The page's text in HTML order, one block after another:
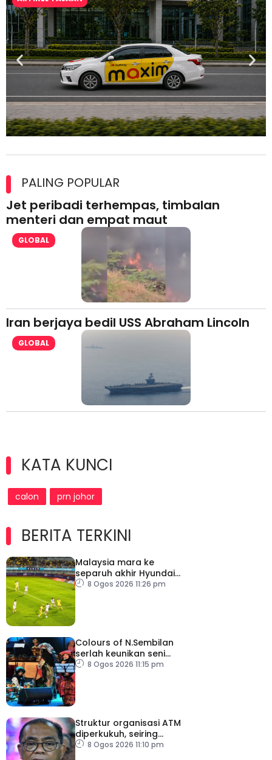
lesen separuh pertama 2026
PALING POPULAR
Jet peribadi terhempas, timbalan
menteri dan empat maut
GLOBAL
Iran berjaya bedil USS Abraham Lincoln
GLOBAL
KATA KUNCI
calon prn johor
BERITA TERKINI
Malaysia mara ke
separuh akhir Hyundai
ASEAN Cup
8 Ogos 2026 11:26 pm
Colours of N.Sembilan
serlah keunikan seni
budaya negeri beradat
8 Ogos 2026 11:15 pm
Struktur organisasi ATM
diperkukuh, seiring
pemodenan aset
8 Ogos 2026 11:10 pm